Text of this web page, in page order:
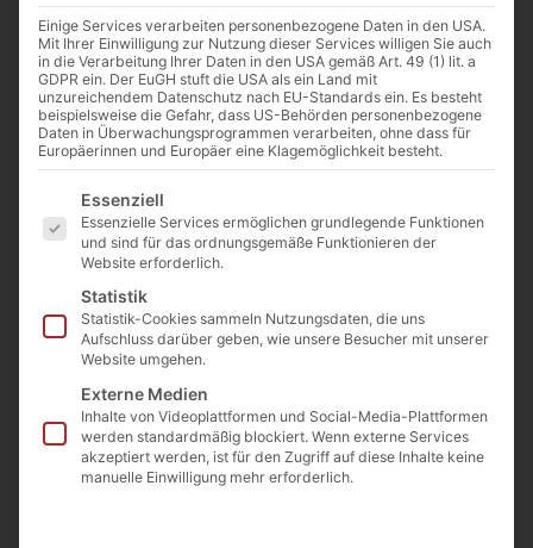
Gewicht
ca.
960
Länge
ca.
cm
Höhe
73
Beschreibung
Entdecken Sie die robuste Eleganz dieses schweren
Einige Services verarbeiten personenbezogene Daten in den USA.
Mit Ihrer Einwilligung zur Nutzung dieser Services willigen Sie auch
in die Verarbeitung Ihrer Daten in den USA gemäß Art. 49 (1) lit. a
GDPR ein. Der EuGH stuft die USA als ein Land mit
unzureichendem Datenschutz nach EU-Standards ein. Es besteht
beispielsweise die Gefahr, dass US-Behörden personenbezogene
Daten in Überwachungsprogrammen verarbeiten, ohne dass für
Europäerinnen und Europäer eine Klagemöglichkeit besteht.
Es folgt eine Liste der Service-Gruppen, für die eine
Essenziell
Essenzielle Services ermöglichen grundlegende Funktionen
und sind für das ordnungsgemäße Funktionieren der
Website erforderlich.
Statistik
Statistik-Cookies sammeln Nutzungsdaten, die uns
Aufschluss darüber geben, wie unsere Besucher mit unserer
Website umgehen.
Externe Medien
Inhalte von Videoplattformen und Social-Media-Plattformen
werden standardmäßig blockiert. Wenn externe Services
akzeptiert werden, ist für den Zugriff auf diese Inhalte keine
manuelle Einwilligung mehr erforderlich.